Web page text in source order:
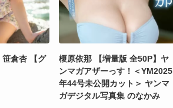
倉杏 【グ
榎原依那 【増量版 全50P】ヤ
ンマガアザーっす！＜YM2025
年44号未公開カット＞ ヤンマ
ガデジタル写真集 のなかみ